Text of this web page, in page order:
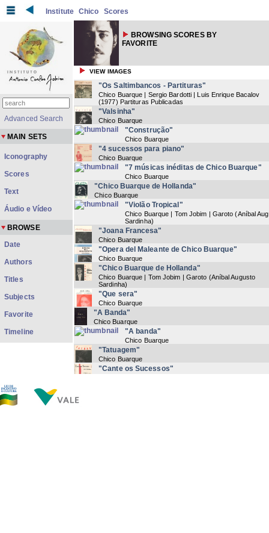
Institute Chico Scores
BROWSING SCORES BY
FAVORITE
VIEW IMAGES
"Os Saltimbancos - Partituras"
Chico Buarque | Sergio Bardotti | Luis Enrique Bacalov
(1977) Partituras Publicadas
"Valsinha"
Chico Buarque
"Construção"
Chico Buarque
"4 sucessos para piano"
Chico Buarque
"7 músicas inéditas de Chico Buarque"
Chico Buarque
"Chico Buarque de Hollanda"
Chico Buarque
"Violão Tropical"
Chico Buarque | Tom Jobim | Garoto (Aníbal
Sardinha)
"Joana Francesa"
Chico Buarque
"Opera del Maleante de Chico Buarque"
Chico Buarque
"Chico Buarque de Hollanda"
Chico Buarque | Tom Jobim | Garoto (Aníbal Augusto
Sardinha)
"Que sera"
Chico Buarque
"A Banda"
Chico Buarque
"A banda"
Chico Buarque
"Tatuagem"
Chico Buarque
"Cante os Sucessos"
Advanced Search
MAIN SETS
Iconography
Scores
Text
Áudio e Vídeo
BROWSE
Date
Authors
Titles
Subjects
Favorite
Timeline